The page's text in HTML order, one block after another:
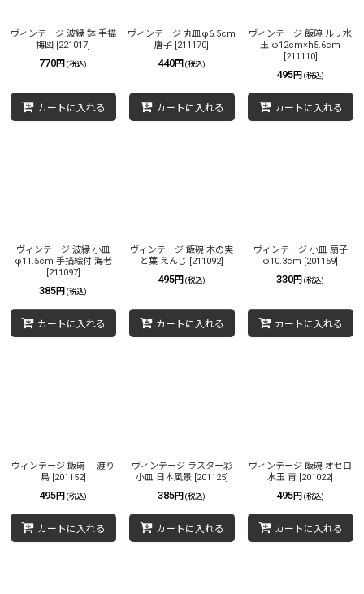
ヴィンテージ 波縁 鉢 手描
梅図 [221017]
770円 (税込)
カートに入れる
ヴィンテージ 丸皿φ6.5cm
唐子 [211170]
440円 (税込)
カートに入れる
ヴィンテージ 飯碗 ルリ水
玉 φ12cm×h5.6cm
[211110]
495円 (税込)
カートに入れる
ヴィンテージ 波縁 小皿
φ11.5cm 手描絵付 海老
[211097]
385円 (税込)
カートに入れる
ヴィンテージ 飯碗 木の実
と葉 えんじ [211092]
495円 (税込)
カートに入れる
ヴィンテージ 小皿 扇子
φ10.3cm [201159]
330円 (税込)
カートに入れる
ヴィンテージ 飯碗 渡り
鳥 [201152]
495円 (税込)
カートに入れる
ヴィンテージ ラスター彩
小皿 日本風景 [201125]
385円 (税込)
カートに入れる
ヴィンテージ 飯碗 オセロ
水玉 青 [201022]
495円 (税込)
カートに入れる